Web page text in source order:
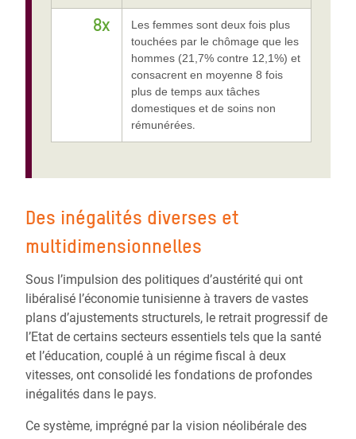
8x
Les femmes sont deux fois plus
touchées par le chômage que les
hommes (21,7% contre 12,1%) et
consacrent en moyenne 8 fois
plus de temps aux tâches
domestiques et de soins non
rémunérées.
Des inégalités diverses et
multidimensionnelles
Sous l’impulsion des politiques d’austérité qui ont
libéralisé l’économie tunisienne à travers de vastes
plans d’ajustements structurels, le retrait progressif de
l’Etat de certains secteurs essentiels tels que la santé
et l’éducation, couplé à un régime fiscal à deux
vitesses, ont consolidé les fondations de profondes
inégalités dans le pays.
Ce système, imprégné par la vision néolibérale des